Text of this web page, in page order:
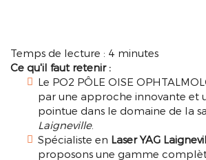
Temps de lecture : 4 minutes
Ce qu'il faut retenir :
Le PO2 PÔLE OISE
par une approche innovante et
pointue dans le domaine de la
Laigneville.
Spécialiste en Laser YAG
proposons une gamme